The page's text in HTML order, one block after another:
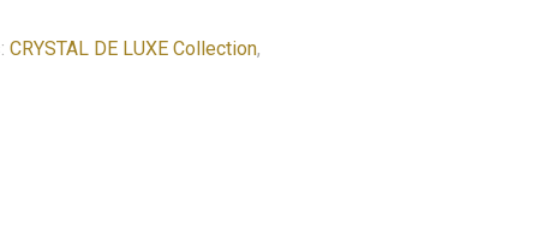
CRYSTAL DE LUXE Collection,